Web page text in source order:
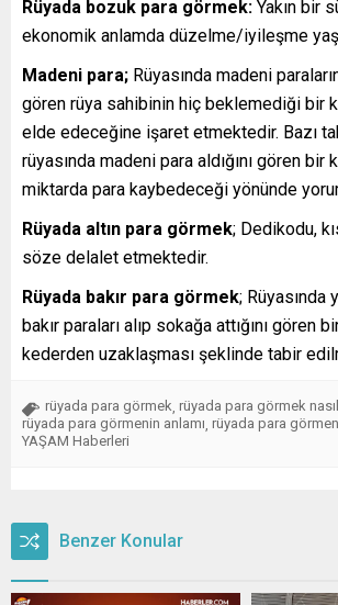
Rüyada bozuk para görmek: Yakın bir
ekonomik anlamda düzelme/iyileşme
Madeni para; Rüyasında madeni
gören rüya sahibinin hiç beklemediği bir
elde edeceğine işaret etmektedir. Bazı
rüyasında madeni para aldığını gören
miktarda para kaybedeceği yönünde
Rüyada altın para görmek; Dedikodu,
söze delalet etmektedir.
Rüyada bakır para görmek; Rüyasında
bakır paraları alıp sokağa attığını gören
kederden uzaklaşması şeklinde tabir
rüyada para görmek rüyada para görmek
rüyada para görmenin anlamı rüyada para
YAŞAM Haberleri
Benzer Konular